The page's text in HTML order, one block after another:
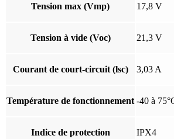
Tension max (Vmp) 17,8 V
Tension à vide (Voc) 21,3 V
Courant de court-circuit (lsc) 3,03 A
Température de fonctionnement -40 à
Indice de protection IPX4